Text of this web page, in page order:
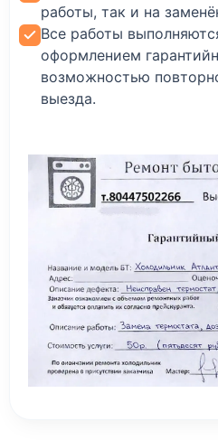
работы, так и на
Все работы
оформлением
возможностью
выезда.